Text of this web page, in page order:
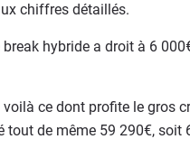
chiffres détaillés.
hybride a droit à 6
ce dont profite le gros
de même 59 290€, soit